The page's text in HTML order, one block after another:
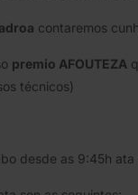
contaremos
premio AFOUTEZA
técnicos)
desde as 9:45h